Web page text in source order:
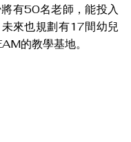
有50名老師，能投入
來也規劃有17間幼兒
的教學基地。